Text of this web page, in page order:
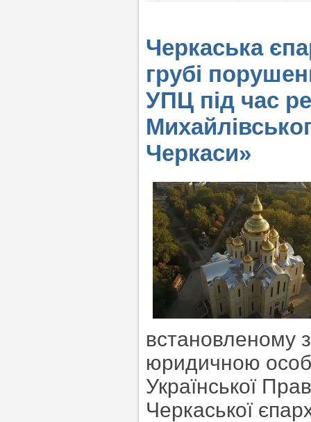
Черкаська
грубі
УПЦ під час
Черкаси»
встановленому
юридичною
Української
Черкаської